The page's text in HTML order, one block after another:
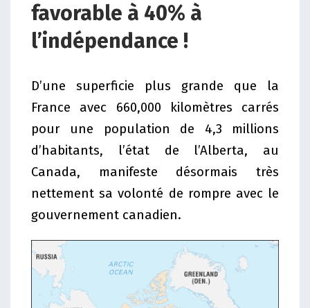
favorable à 40% à
l’indépendance !
D’une superficie plus grande que la
France avec 660,000 kilomètres carrés
pour une population de 4,3 millions
d’habitants, l’état de l’Alberta, au
Canada, manifeste désormais très
nettement sa volonté de rompre avec le
gouvernement canadien.